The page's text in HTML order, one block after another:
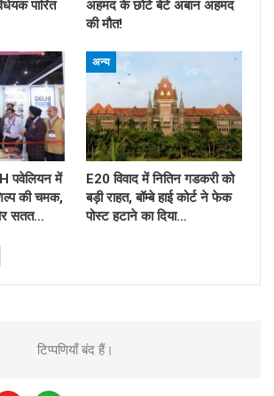
पारित
अहमद के छोटे बेटे अबान अहमद
की मौत!
पवेलियन में
की चमक,
सतत…
अन्य
E20 विवाद में नितिन गडकरी को
बड़ी राहत, बॉम्बे हाई कोर्ट ने फेक
पोस्ट हटाने का दिया…
टिप्पणियाँ बंद हैं।